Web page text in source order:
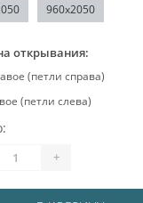
960x2050
открывания:
(петли справа)
(петли слева)
+